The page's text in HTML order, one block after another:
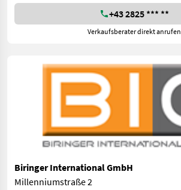
+43 2825 *** **
Verkaufsberater direkt anrufen
Biringer International GmbH
Millenniumstraße 2